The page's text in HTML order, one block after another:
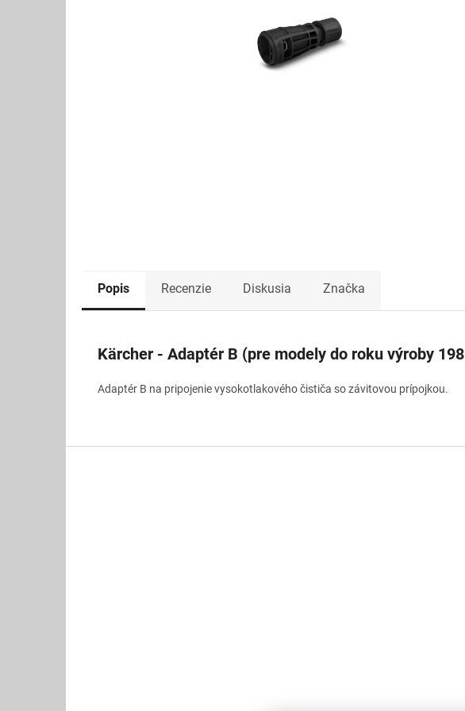
Popis Recenzie Diskusia Značka
Kärcher - Adaptér B (pre modely do roku výroby 198
Adaptér B na pripojenie vysokotlakového čističa so závitovou prípojkou.